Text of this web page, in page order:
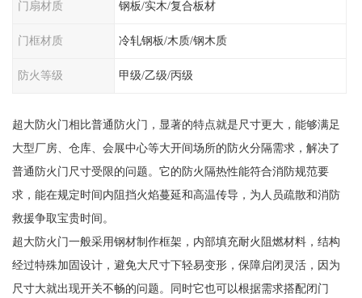
门扇材质 钢板/实木/复合板材
门框材质 冷轧钢板/木质/钢木质
防火等级 甲级/乙级/丙级
超大防火门相比普通防火门，显著的特点就是尺寸更大，能够满足
大型厂房、仓库、会展中心等大开间场所的防火分隔需求，解决了
普通防火门尺寸受限的问题。它的防火隔热性能符合消防规范要
求，能在规定时间内阻挡火焰蔓延和高温传导，为人员疏散和消防
救援争取宝贵时间。
超大防火门一般采用钢材制作框架，内部填充耐火阻燃材料，结构
经过特殊加固设计，避免大尺寸下轻易变形，保障启闭灵活，因为
尺寸大就出现开关不畅的问题。同时它也可以根据需求搭配闭门